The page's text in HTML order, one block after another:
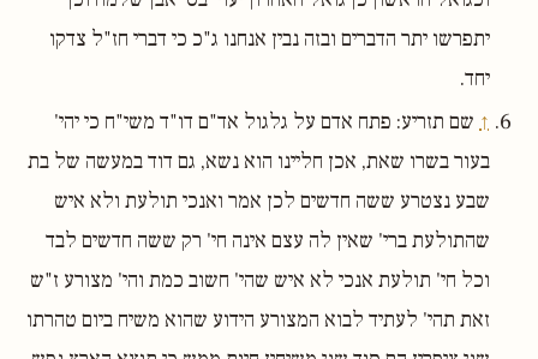
יתפרשו יתר הדברים ובזה נבין אנחנו ג"כ כי דברי חז"ל צדקו
יחד.
↑ שם תזריע: פתח אדם על גלגול אד"ם דו"ד משי"ח כי יהי'
בעור בשרו שאת, אכן חליינו הוא נשא, גם דוד במעשה של בת
שבע נצטרע ששה חדשים לכן אמר ואנכי תולעת ולא איש
שהתולעת ברי' שאין לה עצם אינה חי' רק ששה חדשים לבד
וכל חי' תולעת אנכי לא איש שהי' חשוב כמת והי' מצורע ז"ש
זאת תהי' לעתיד לבוא המצורע הידוע שהוא משיח ביום טהרתו